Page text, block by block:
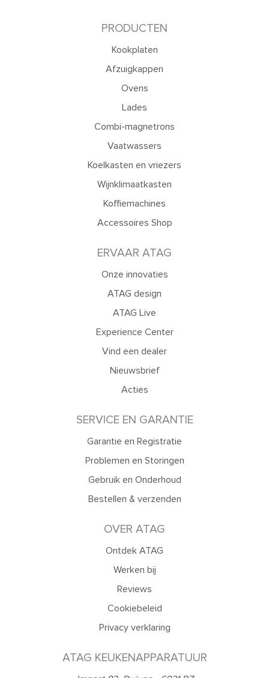
PRODUCTEN
Kookplaten
Afzuigkappen
Ovens
Lades
Combi-magnetrons
Vaatwassers
Koelkasten en vriezers
Wijnklimaatkasten
Koffiemachines
Accessoires Shop
ERVAAR ATAG
Onze innovaties
ATAG design
ATAG Live
Experience Center
Vind een dealer
Nieuwsbrief
Acties
SERVICE EN GARANTIE
Garantie en Registratie
Problemen en Storingen
Gebruik en Onderhoud
Bestellen & verzenden
OVER ATAG
Ontdek ATAG
Werken bij
Reviews
Cookiebeleid
Privacy verklaring
ATAG KEUKENAPPARATUUR